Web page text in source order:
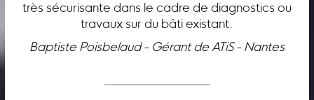
très sécurisante dans le cadre de diagnostics ou
travaux sur du bâti existant.
Baptiste Poisbelaud - Gérant de ATiS - Nantes